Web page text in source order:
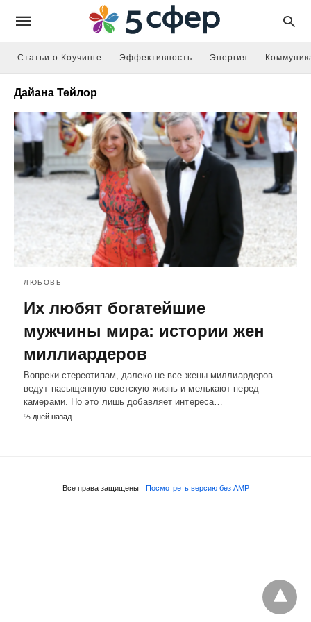
Статьи о Коучинге Эффективность Энергия
Дайана Тейлор
ЛЮБОВЬ
Их любят богатейшие
мужчины мира: истории жен
миллиардеров
Вопреки стереотипам, далеко не все жены миллиардеров
ведут насыщенную светскую жизнь и мелькают перед
камерами. Но это лишь добавляет интереса…
% дней назад
Все права защищены Посмотреть версию без AMP